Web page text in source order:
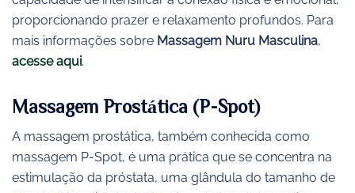
proporcionando prazer e relaxamento profundos. Para
mais informações sobre Massagem Nuru Masculina,
acesse aqui.
Massagem Prostática (P-Spot)
A massagem prostática, também conhecida como
massagem P-Spot, é uma prática que se concentra na
estimulação da próstata, uma glândula do tamanho de